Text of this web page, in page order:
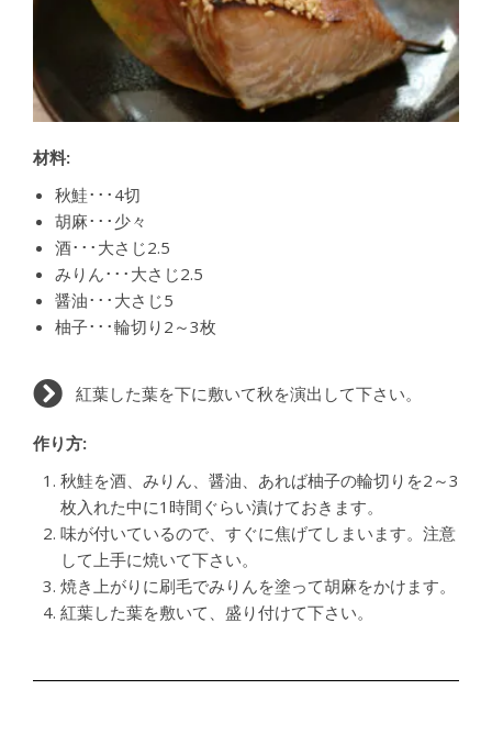
材料:
秋鮭･･･4切
胡麻･･･少々
酒･･･大さじ2.5
みりん･･･大さじ2.5
醤油･･･大さじ5
柚子･･･輪切り2～3枚
紅葉した葉を下に敷いて秋を演出して下さい。
作り方:
秋鮭を酒、みりん、醤油、あれば柚子の輪切りを2～3
枚入れた中に1時間ぐらい漬けておきます。
味が付いているので、すぐに焦げてしまいます。注意
して上手に焼いて下さい。
焼き上がりに刷毛でみりんを塗って胡麻をかけます。
紅葉した葉を敷いて、盛り付けて下さい。